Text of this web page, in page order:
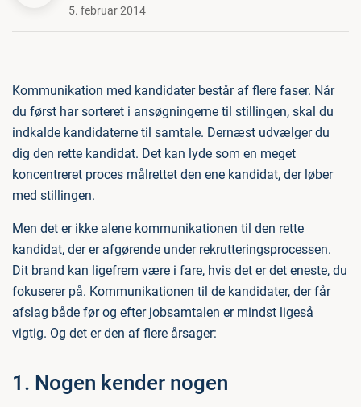
5. februar 2014
Kommunikation med kandidater består af flere faser. Når
du først har sorteret i ansøgningerne til stillingen, skal du
indkalde kandidaterne til samtale. Dernæst udvælger du
dig den rette kandidat. Det kan lyde som en meget
koncentreret proces målrettet den ene kandidat, der løber
med stillingen.
Men det er ikke alene kommunikationen til den rette
kandidat, der er afgørende under rekrutteringsprocessen.
Dit brand kan ligefrem være i fare, hvis det er det eneste, du
fokuserer på. Kommunikationen til de kandidater, der får
afslag både før og efter jobsamtalen er mindst ligeså
vigtig. Og det er den af flere årsager:
1. Nogen kender nogen